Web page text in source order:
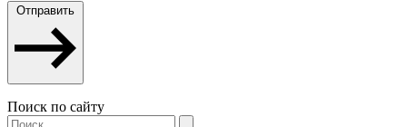
Отправить
Поиск по сайту